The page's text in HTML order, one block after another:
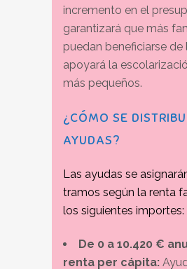
incremento en el
garantizará que más
puedan beneficiarse de
apoyará la
más pequeños.
¿CÓMO SE
AYUDAS?
Las ayudas se
tramos según la renta
los siguientes importes:
De 0 a 10.420 €
renta per cápita: